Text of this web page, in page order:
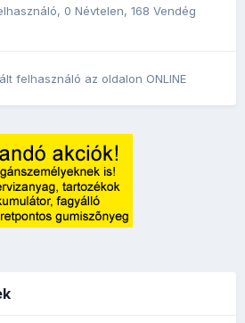
, 0 Névtelen, 168 Vendég
felhasználó az oldalon ONLINE